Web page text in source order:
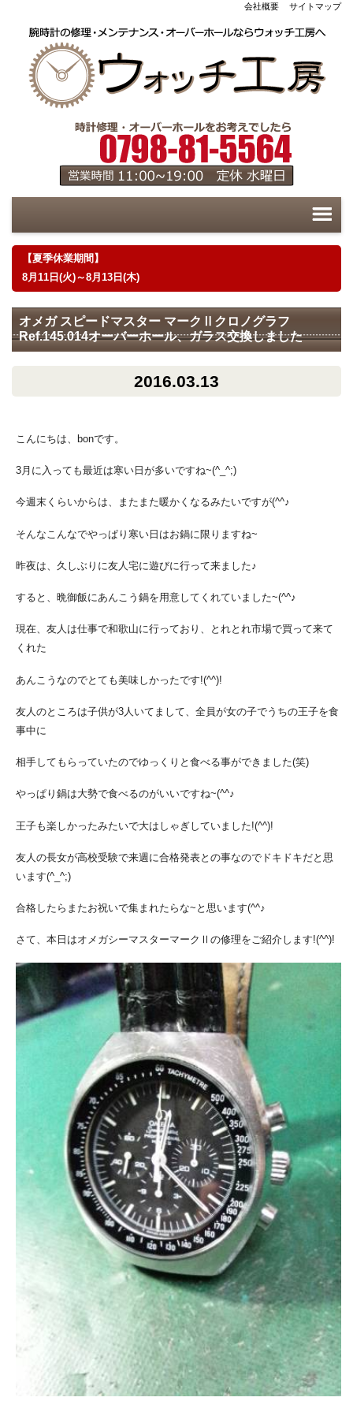
会社概要 サイトマップ
【夏季休業期間】
8月11日(火)～8月13日(木)
オメガ スピードマスター マークⅡクロノグラフ
Ref.145.014オーバーホール、ガラス交換しました
2016.03.13
こんにちは、bonです。
3月に入っても最近は寒い日が多いですね~(^_^;)
今週末くらいからは、またまた暖かくなるみたいですが(^^♪
そんなこんなでやっぱり寒い日はお鍋に限りますね~
昨夜は、久しぶりに友人宅に遊びに行って来ました♪
すると、晩御飯にあんこう鍋を用意してくれていました~(^^♪
現在、友人は仕事で和歌山に行っており、とれとれ市場で買って来て
くれた
あんこうなのでとても美味しかったです!(^^)!
友人のところは子供が3人いてまして、全員が女の子でうちの王子を食
事中に
相手してもらっていたのでゆっくりと食べる事ができました(笑)
やっぱり鍋は大勢で食べるのがいいですね~(^^♪
王子も楽しかったみたいで大はしゃぎしていました!(^^)!
友人の長女が高校受験で来週に合格発表との事なのでドキドキだと思
います(^_^;)
合格したらまたお祝いで集まれたらな~と思います(^^♪
さて、本日はオメガシーマスターマークⅡの修理をご紹介します!(^^)!